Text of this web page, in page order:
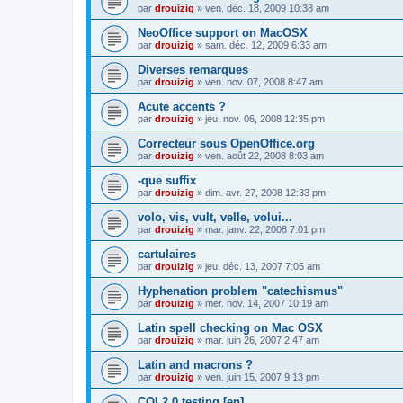
par drouizig » ven. déc. 18, 2009 10:38 am
NeoOffice support on MacOSX
par drouizig » sam. déc. 12, 2009 6:33 am
Diverses remarques
par drouizig » ven. nov. 07, 2008 8:47 am
Acute accents ?
par drouizig » jeu. nov. 06, 2008 12:35 pm
Correcteur sous OpenOffice.org
par drouizig » ven. août 22, 2008 8:03 am
-que suffix
par drouizig » dim. avr. 27, 2008 12:33 pm
volo, vis, vult, velle, volui...
par drouizig » mar. janv. 22, 2008 7:01 pm
cartulaires
par drouizig » jeu. déc. 13, 2007 7:05 am
Hyphenation problem "catechismus"
par drouizig » mer. nov. 14, 2007 10:19 am
Latin spell checking on Mac OSX
par drouizig » mar. juin 26, 2007 2:47 am
Latin and macrons ?
par drouizig » ven. juin 15, 2007 9:13 pm